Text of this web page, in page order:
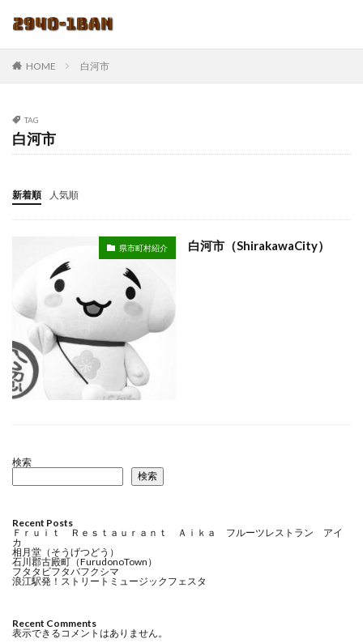
HOME 白河市
TAG
白河市
新着順 人気順
県市町村紹介 白河市（ShirakawaCity）
検索
検索
Recent Posts
Ｆｒｕｉｔ Ｒｅｓｔａｕｒａｎｔ Ａｉｋａ フルーツレストラン アイ
カ
相月堂（そうげつどう）
石川郡古殿町（FurudonoTown）
フタタビフタバフクシマ
浪江駅発！ストリートミュージックフェスタ
Recent Comments
表示できるコメントはありません。